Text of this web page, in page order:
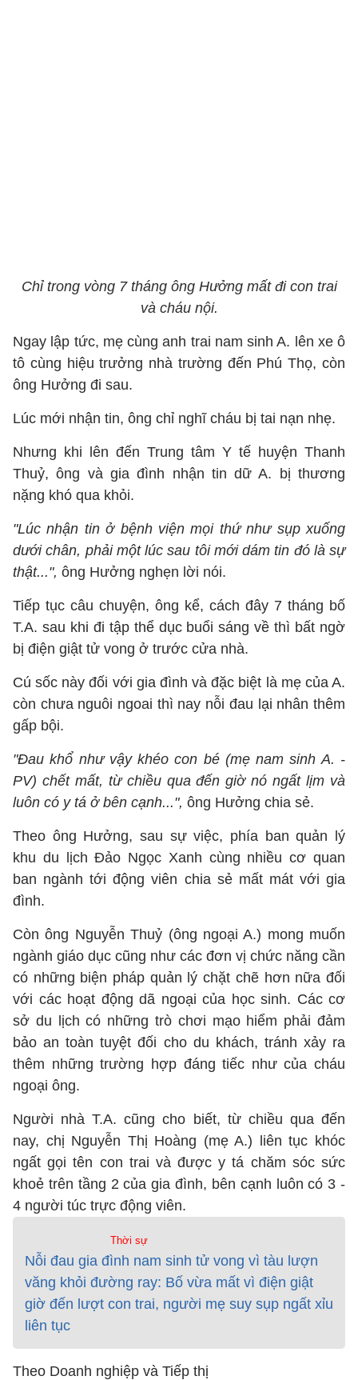
Chỉ trong vòng 7 tháng ông Hưởng mất đi con trai
và cháu nội.
Ngay lập tức, mẹ cùng anh trai nam sinh A. lên xe ô
tô cùng hiệu trưởng nhà trường đến Phú Thọ, còn
ông Hưởng đi sau.
Lúc mới nhận tin, ông chỉ nghĩ cháu bị tai nạn nhẹ.
Nhưng khi lên đến Trung tâm Y tế huyện Thanh
Thuỷ, ông và gia đình nhận tin dữ A. bị thương
nặng khó qua khỏi.
"Lúc nhận tin ở bệnh viện mọi thứ như sụp xuống
dưới chân, phải một lúc sau tôi mới dám tin đó là sự
thật...", ông Hưởng nghẹn lời nói.
Tiếp tục câu chuyện, ông kể, cách đây 7 tháng bố
T.A. sau khi đi tập thể dục buổi sáng về thì bất ngờ
bị điện giật tử vong ở trước cửa nhà.
Cú sốc này đối với gia đình và đặc biệt là mẹ của A.
còn chưa nguôi ngoai thì nay nỗi đau lại nhân thêm
gấp bội.
"Đau khổ như vậy khéo con bé (mẹ nam sinh A. -
PV) chết mất, từ chiều qua đến giờ nó ngất lịm và
luôn có y tá ở bên cạnh...", ông Hưởng chia sẻ.
Theo ông Hưởng, sau sự việc, phía ban quản lý
khu du lịch Đảo Ngọc Xanh cùng nhiều cơ quan
ban ngành tới động viên chia sẻ mất mát với gia
đình.
Còn ông Nguyễn Thuỷ (ông ngoại A.) mong muốn
ngành giáo dục cũng như các đơn vị chức năng cần
có những biện pháp quản lý chặt chẽ hơn nữa đối
với các hoạt động dã ngoại của học sinh. Các cơ
sở du lịch có những trò chơi mạo hiểm phải đảm
bảo an toàn tuyệt đối cho du khách, tránh xảy ra
thêm những trường hợp đáng tiếc như của cháu
ngoại ông.
Người nhà T.A. cũng cho biết, từ chiều qua đến
nay, chị Nguyễn Thị Hoàng (mẹ A.) liên tục khóc
ngất gọi tên con trai và được y tá chăm sóc sức
khoẻ trên tầng 2 của gia đình, bên cạnh luôn có 3 -
4 người túc trực động viên.
Thời sự
Nỗi đau gia đình nam sinh tử vong vì tàu lượn
văng khỏi đường ray: Bố vừa mất vì điện giật
giờ đến lượt con trai, người mẹ suy sụp ngất xỉu
liên tục
Theo Doanh nghiệp và Tiếp thị